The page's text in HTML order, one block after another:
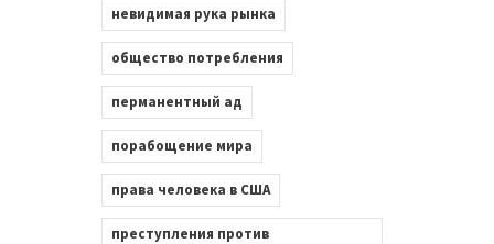
невидимая рука рынка
общество потребления
перманентный ад
порабощение мира
права человека в США
преступления против